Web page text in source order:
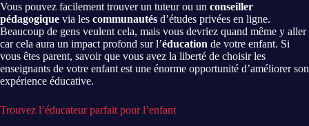
Vous pouvez facilement trouver un tuteur ou un conseiller
pédagogique via les communautés d’études privées en ligne.
Beaucoup de gens veulent cela, mais vous devriez quand même y aller
car cela aura un impact profond sur l’éducation de votre enfant. Si
vous êtes parent, savoir que vous avez la liberté de choisir les
enseignants de votre enfant est une énorme opportunité d’améliorer son
expérience éducative.
Trouvez l’éducateur parfait pour l’enfant